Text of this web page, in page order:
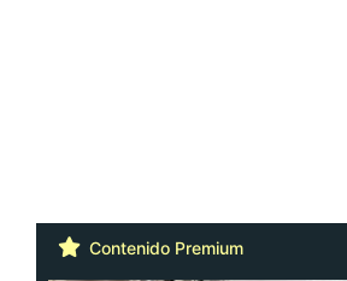
Contenido Premium